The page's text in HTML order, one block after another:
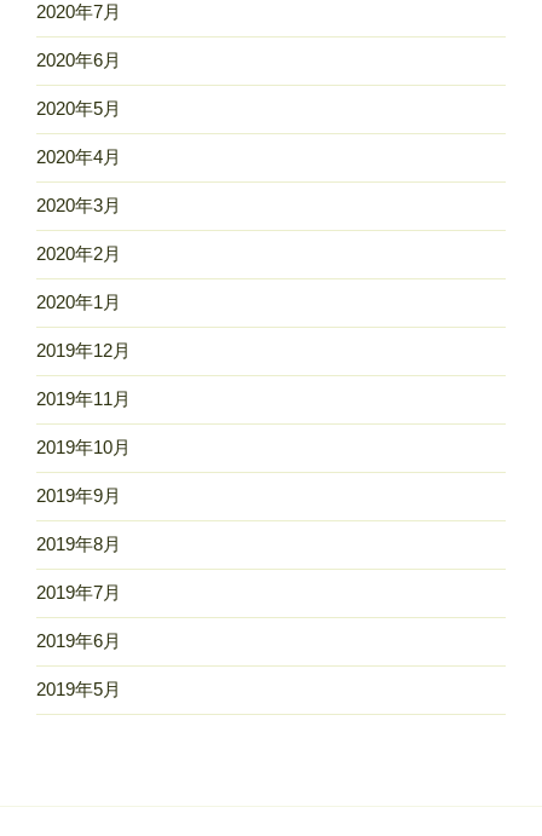
2020年7月
2020年6月
2020年5月
2020年4月
2020年3月
2020年2月
2020年1月
2019年12月
2019年11月
2019年10月
2019年9月
2019年8月
2019年7月
2019年6月
2019年5月